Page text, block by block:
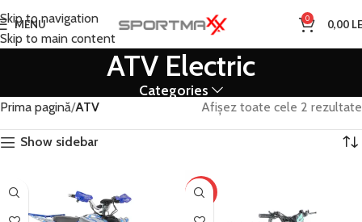
Skip to navigation
Skip to main content
MENU 0 0,00
ATV Electric
Categories
Prima pagină ATV Afișez toate cele 2 rezultate
Show sidebar
-8%